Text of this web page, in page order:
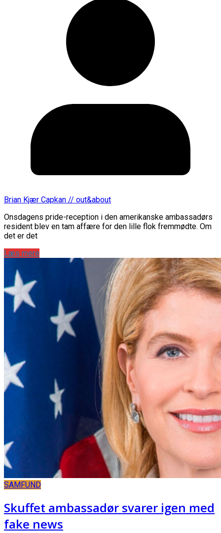
Brian Kjær Capkan // out&about
Onsdagens pride-reception i den amerikanske ambassadørs
resident blev en tam affære for den lille flok fremmødte. Om
det er det
Læs mere
SAMFUND
Skuffet ambassadør svarer igen med
fake news